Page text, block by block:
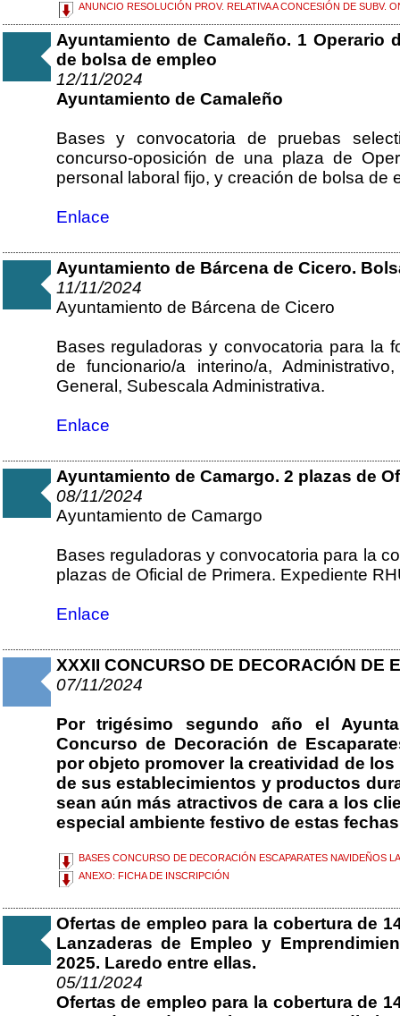
ANUNCIO RESOLUCIÓN PROV. RELATIVA A CONCESIÓN DE SUBV.
Ayuntamiento de Camaleño. 1 Operario
de bolsa de empleo
12/11/2024
Ayuntamiento de Camaleño
Bases y convocatoria de pruebas
concurso-oposición de una plaza de
personal laboral fijo, y creación de bolsa de
Enlace
Ayuntamiento de Bárcena de Cicero.
11/11/2024
Ayuntamiento de Bárcena de Cicero
Bases reguladoras y convocatoria para la
de funcionario/a interino/a,
General, Subescala Administrativa.
Enlace
Ayuntamiento de Camargo. 2 plazas de
08/11/2024
Ayuntamiento de Camargo
Bases reguladoras y convocatoria para la
plazas de Oficial de Primera. Expediente
Enlace
XXXII CONCURSO DE DECORACIÓN DE
07/11/2024
Por trigésimo segundo año el
Concurso de Decoración de
por objeto promover la creatividad de
de sus establecimientos y productos
sean aún más atractivos de cara a los
especial ambiente festivo de estas
BASES CONCURSO DE DECORACIÓN ESCAPARATES NAVIDEÑOS
ANEXO: FICHA DE INSCRIPCIÓN
Ofertas de empleo para la cobertura de
Lanzaderas de Empleo y
2025. Laredo entre ellas.
05/11/2024
Ofertas de empleo para la cobertura de